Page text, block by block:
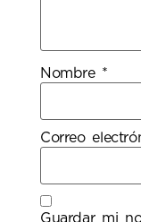
Nombre *
Correo
Guardar mi